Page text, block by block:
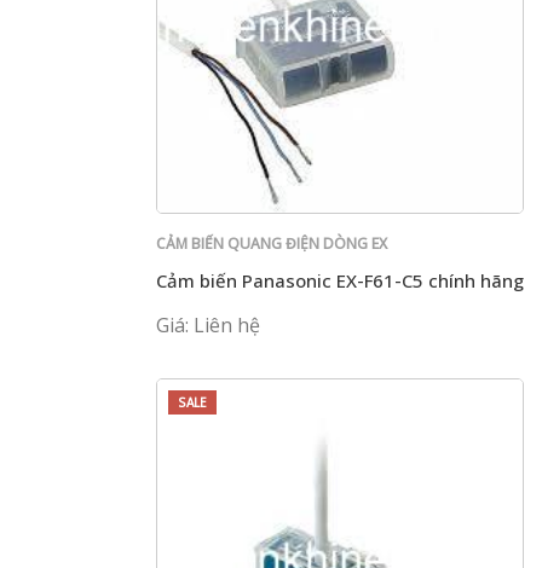
CẢM BIẾN QUANG ĐIỆN DÒNG EX
Cảm biến Panasonic EX-F61-C5 chính hãng
Giá: Liên hệ
SALE